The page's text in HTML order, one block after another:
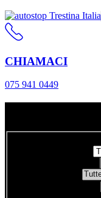
CHIAMACI
075 941 0449